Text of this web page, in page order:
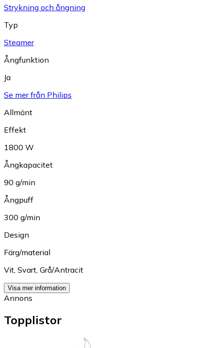
Strykning och ångning
Typ
Steamer
Ångfunktion
Ja
Se mer från Philips
Allmänt
Effekt
1800 W
Ångkapacitet
90 g/min
Ångpuff
300 g/min
Design
Färg/material
Vit, Svart, Grå/Antracit
Visa mer information
Annons
Topplistor